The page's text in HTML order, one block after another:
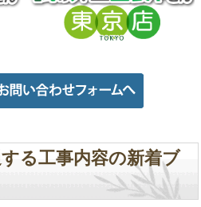
る工事内容の新着ブ